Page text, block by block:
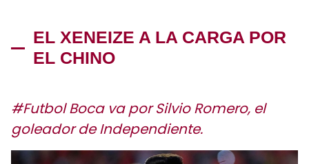
EL XENEIZE A LA CARGA POR
EL CHINO
#Futbol Boca va por Silvio Romero, el
goleador de Independiente.